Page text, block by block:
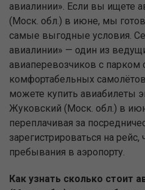
авиалинии». Если вы ищете
(Моск. обл.) в июне, мы
самые выгодные условия.
авиалинии» — один из
авиаперевозчиков с
комфортабельных
можете купить авиабилеты
Жуковский (Моск. обл.) в
переплачивая за
зарегистрироваться на
пребывания в аэропорту.
Как узнать сколько стоит